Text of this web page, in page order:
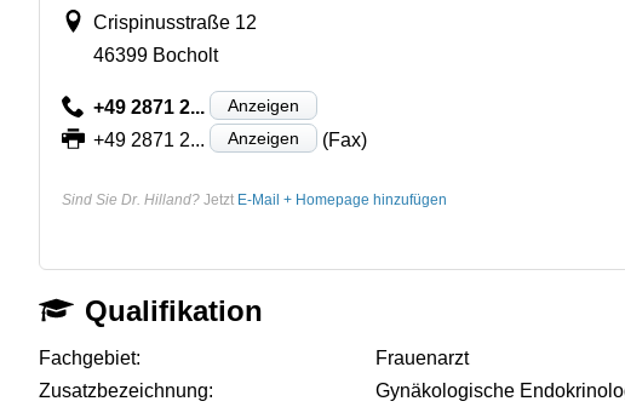
Crispinusstraße 12
46399 Bocholt
+49 2871 2... Anzeigen
+49 2871 2... Anzeigen (Fax)
Sind Sie Dr. Hilland? Jetzt E-Mail + Homepage hinzufügen
Qualifikation
Fachgebiet:
Frauenarzt
Zusatzbezeichnung:
Gynäkologische